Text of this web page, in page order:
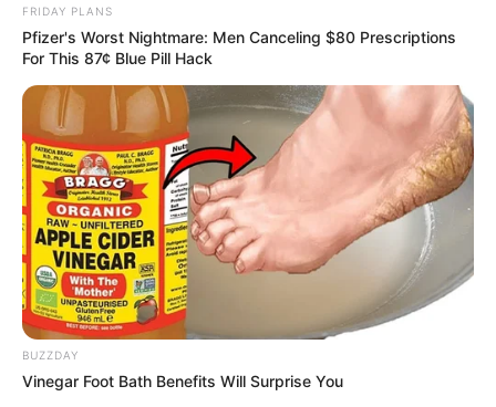
FRIDAY PLANS
Pfizer's Worst Nightmare: Men Canceling $80 Prescriptions
For This 87¢ Blue Pill Hack
BUZZDAY
Vinegar Foot Bath Benefits Will Surprise You